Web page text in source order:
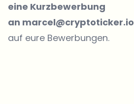
eine Kurzbewerbung
an marcel@cryptoticker.io
auf eure Bewerbungen.